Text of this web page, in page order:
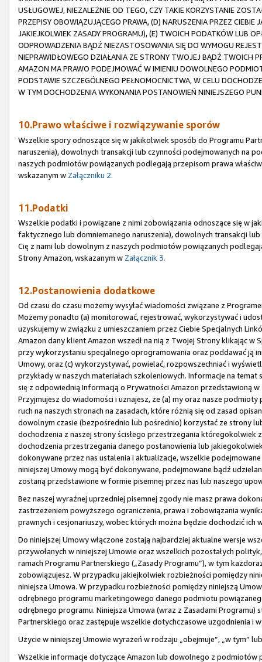
USŁUGOWEJ, NIEZALEŻNIE OD TEGO, CZY TAKIE KORZYSTANIE
PRZEPISY OBOWIĄZUJĄCEGO PRAWA, (D) NARUSZENIA PRZEZ
JAKIEJKOLWIEK ZASADY PROGRAMU), (E) TWOICH PODATKÓW LUB
ODPROWADZENIA BĄDŹ NIEZASTOSOWANIA SIĘ DO WYMOGU
NIEPRAWIDŁOWEGO DZIAŁANIA ZE STRONY TWOJEJ BĄDŹ TWOICH
AMAZON MA PRAWO PODEJMOWAĆ W IMIENIU DOWOLNEGO
PODSTAWIE SZCZEGÓLNEGO PEŁNOMOCNICTWA, W CELU
W TYM DOCHODZENIA WYKONANIA POSTANOWIEŃ NINIEJSZEGO
10.Prawo właściwe i rozwiązywanie sporów
Wszelkie spory odnoszące się w jakikolwiek sposób do Programu
naruszenia), dowolnych transakcji lub czynności podejmowanych na
naszych podmiotów powiązanych podlegają przepisom prawa
wskazanym w Załączniku 2.
11.Podatki
Wszelkie podatki i powiązane z nimi zobowiązania odnoszące się w
faktycznego lub domniemanego naruszenia), dowolnych transakcji
Cię z nami lub dowolnym z naszych podmiotów powiązanych
Strony Amazon, wskazanym w Załącznik 3.
12.Postanowienia dodatkowe
Od czasu do czasu możemy wysyłać wiadomości związane z
Możemy ponadto (a) monitorować, rejestrować, wykorzystywać i
uzyskujemy w związku z umieszczaniem przez Ciebie Specjalnych
Amazon dany klient Amazon wszedł na nią z Twojej Strony klikając
przy wykorzystaniu specjalnego oprogramowania oraz poddawać ją
Umowy, oraz (c) wykorzystywać, powielać, rozpowszechniać i
przykłady w naszych materiałach szkoleniowych. Informacje na
się z odpowiednią Informacją o Prywatności Amazon przedstawioną w
Przyjmujesz do wiadomości i uznajesz, że (a) my oraz nasze
ruch na naszych stronach na zasadach, które różnią się od zasad
dowolnym czasie (bezpośrednio lub pośrednio) korzystać ze strony
dochodzenia z naszej strony ścisłego przestrzegania któregokolwiek
dochodzenia przestrzegania danego postanowienia lub
dokonywane przez nas ustalenia i aktualizacje, wszelkie
niniejszej Umowy mogą być dokonywane, podejmowane bądź
zostaną przedstawione w formie pisemnej przez nas lub naszego
Bez naszej wyraźnej uprzedniej pisemnej zgody nie masz prawa
zastrzeżeniem powyższego ograniczenia, prawa i zobowiązania
prawnych i cesjonariuszy, wobec których można będzie dochodzić ich
Do niniejszej Umowy włączone zostają najbardziej aktualne wersje
przywołanych w niniejszej Umowie oraz wszelkich pozostałych
ramach Programu Partnerskiego („Zasady Programu”), w tym
zobowiązujesz. W przypadku jakiejkolwiek rozbieżności pomiędzy
niniejsza Umowa. W przypadku rozbieżności pomiędzy niniejszą
odrębnego programu marketingowego danego podmiotu
odrębnego programu. Niniejsza Umowa (wraz z Zasadami Programu)
Partnerskiego oraz zastępuje wszelkie dotychczasowe uzgodnienia i
Użycie w niniejszej Umowie wyrażeń w rodzaju „obejmuje”, „w tym”
Wszelkie informacje dotyczące Amazon lub dowolnego z podmiotów